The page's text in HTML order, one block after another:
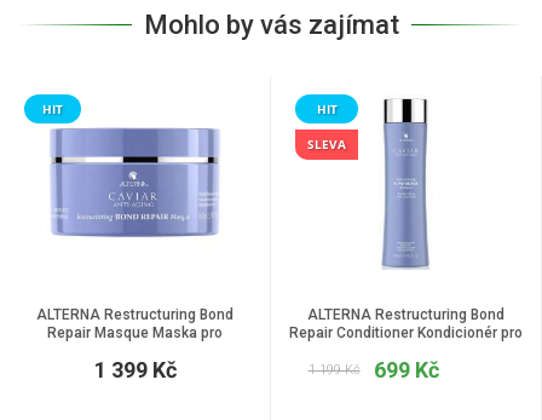
Mohlo by vás zajímat
ALTERNA Restructuring Bond
Repair Masque Maska pro
HIT
1 399 Kč
ALTERNA Restructuring Bond
Repair Conditioner Kondicionér pro
HIT
SLEVA
699 Kč
1 199 Kč